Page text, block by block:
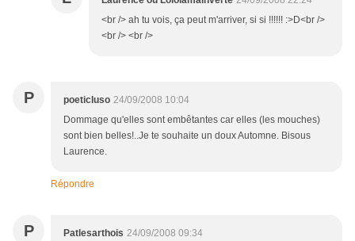
<br /> ah tu vois, ça peut m'arriver, si si !!!!!! :>D<br />
<br /> <br />
P poeticluso 24/09/2008 10:04
Dommage qu'elles sont embêtantes car elles (les mouches)
sont bien belles!..Je te souhaite un doux Automne. Bisous
Laurence.
Répondre
P Patlesarthois 24/09/2008 09:34